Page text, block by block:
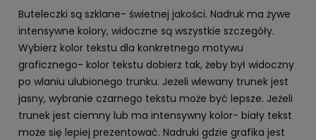
Buteleczki są szklane- świetnej jakości. Nadruk ma żywe
intensywne kolory, widoczne są wszystkie szczegóły.
Wybierz kolor tekstu dla konkretnego motywu
graficznego- kolor tekstu dobierz tak, żeby był widoczny
po wlaniu ulubionego trunku. Jeżeli wlewany trunek jest
jasny, wybranie czarnego tekstu może być lepsze. Jeżeli
trunek jest ciemny lub ma intensywny kolor- biały tekst
może się lepiej prezentować. Nadruki gdzie grafika jest